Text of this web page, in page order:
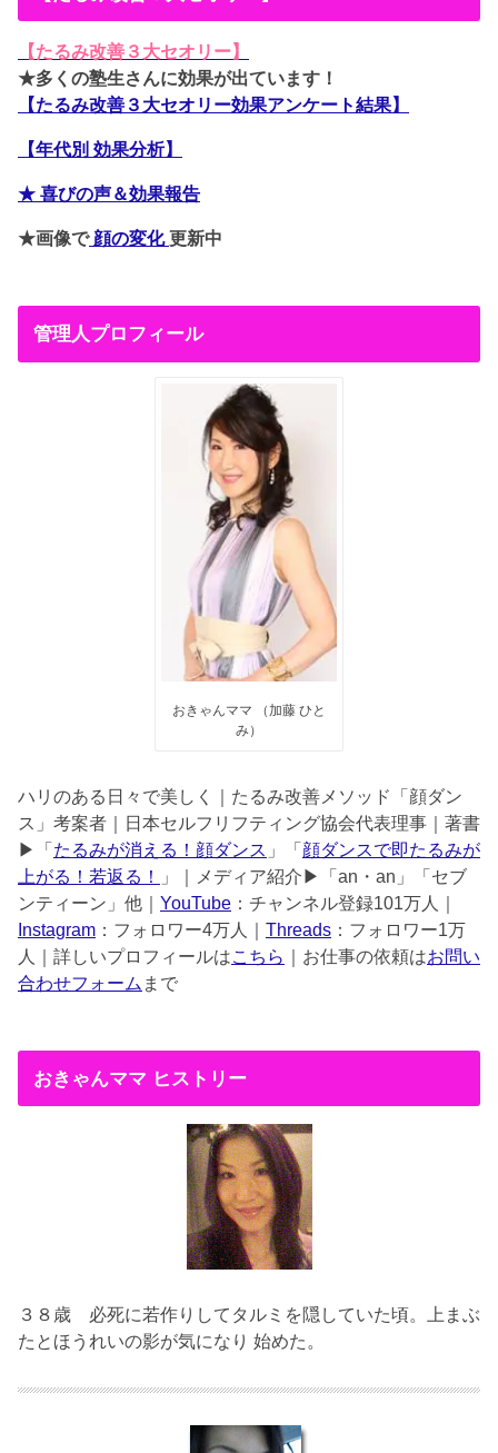
【たるみ改善３大セオリー】
★多くの塾生さんに効果が出ています！
【たるみ改善３大セオリー効果アンケート結果】
【年代別 効果分析】
★ 喜びの声＆効果報告
★画像で顔の変化 更新中
管理人プロフィール
おきゃんママ （加藤 ひと
み）
ハリのある日々で美しく｜たるみ改善メソッド「顔ダン
ス」考案者｜日本セルフリフティング協会代表理事｜著書
▶︎「 たるみが消える！顔ダンス 」「 顔ダンスで即たるみが
上がる！若返る！
」｜メディア紹介▶︎「an・an」「セブ
ンティーン」他｜ YouTube ：チャンネル登録101万人｜
Instagram ：フォロワー4万人｜ Threads ：フォロワー1万
人｜詳しいプロフィールはこちら ｜お仕事の依頼はお問い
合わせフォーム まで
おきゃんママ ヒストリー
３８歳 必死に若作りしてタルミを隠していた頃。上まぶ
たとほうれいの影が気になり 始めた。